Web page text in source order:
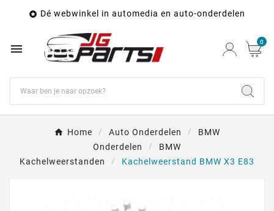
 Dé webwinkel in automedia en auto-onderdelen
 0
Home Auto Onderdelen
BMW
Onderdelen
BMW
Kachelweerstanden
Kachelweerstand BMW X3 E83